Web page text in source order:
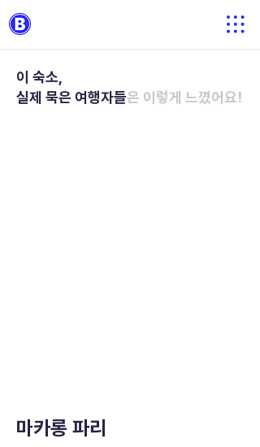
이 숙소,
실제 묵은 여행자들은 이렇게 느꼈어요!
마카롱 파리